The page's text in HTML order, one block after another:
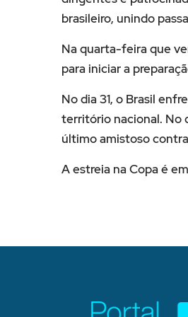
brasileiro, unindo
Na quarta-feira que
para iniciar a
No dia 31, o Brasil
território nacional. No
último amistoso
A estreia na Copa é